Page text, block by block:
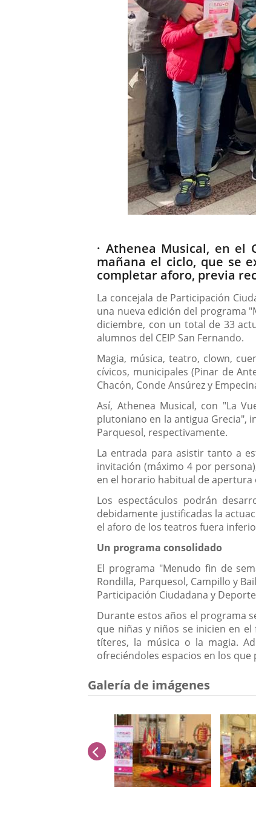
Descripción
· Athenea Musical, en el
mañana el ciclo, que se
completar aforo, previa
La concejala de Participación
una nueva edición del programa
diciembre, con un total de 33
alumnos del CEIP San Fernando.
Magia, música, teatro, clown,
cívicos, municipales (Pinar de
Chacón, Conde Ansúrez y
Así, Athenea Musical, con "La
plutoniano en la antigua Grecia",
Parquesol, respectivamente.
La entrada para asistir tanto a
invitación (máximo 4 por
en el horario habitual de apertura
Los espectáculos podrán
debidamente justificadas la
el aforo de los teatros fuera
Un programa consolidado
El programa "Menudo fin de
Rondilla, Parquesol, Campillo y
Participación Ciudadana y
Durante estos años el programa
que niñas y niños se inicien en
títeres, la música o la magia.
ofreciéndoles espacios en los
Galería de imágenes
anterior